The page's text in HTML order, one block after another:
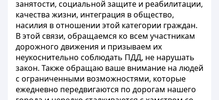
занятости, социальной защите и реабилитации,
качества жизни, интеграция в общество,
насилия в отношении этой категории граждан.
В этой связи, обращаемся ко всем участникам
дорожного движения и призываем их
неукоснительно соблюдать ПДД, не нарушать
закон. Также обращаю ваше внимание на людей
с ограниченными возможностями, которые
ежедневно передвигаются по дорогам нашего